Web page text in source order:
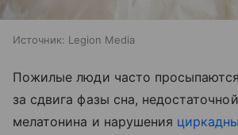
Источник: Legion Media
Пожилые люди часто
за сдвига фазы сна,
мелатонина и нарушения